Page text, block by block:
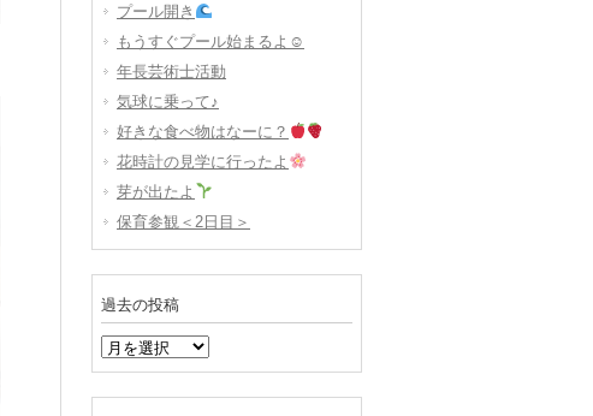
プール開き
もうすぐプール始まるよ☺
年長芸術士活動
気球に乗って♪
好きな食べ物はなーに？
花時計の見学に行ったよ
芽が出たよ
保育参観＜2日目＞
過去の投稿
過
去